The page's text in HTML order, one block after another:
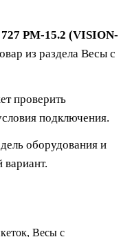
PM-15.2 (VISION-
из раздела Весы с
проверить
подключения.
оборудования и
Весы с